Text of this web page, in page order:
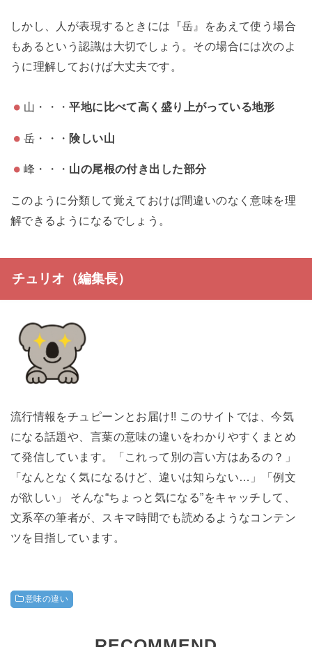
しかし、人が表現するときには『岳』をあえて使う場合
もあるという認識は大切でしょう。その場合には次のよ
うに理解しておけば大丈夫です。
山・・・平地に比べて高く盛り上がっている地形
岳・・・ 険しい山
峰・・・ 山の尾根の付き出した部分
このように分類して覚えておけば間違いのなく意味を理
解できるようになるでしょう。
チュリオ（編集長）
流行情報をチュピーンとお届け!! このサイトでは、今気
になる話題や、言葉の意味の違いをわかりやすくまとめ
て発信しています。「これって別の言い方はあるの？」
「なんとなく気になるけど、違いは知らない…」「例文
が欲しい」 そんな“ちょっと気になる”をキャッチして、
文系卒の筆者が、スキマ時間でも読めるようなコンテン
ツを目指しています。
意味の違い